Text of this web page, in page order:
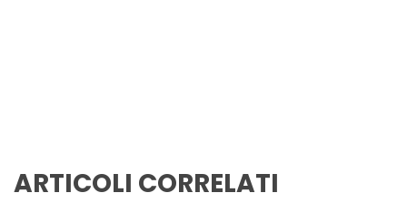
ARTICOLI CORRELATI